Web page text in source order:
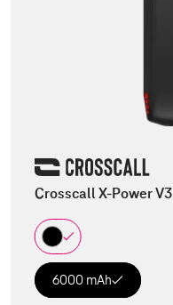
Crosscall X-Power V3
6000 mAh